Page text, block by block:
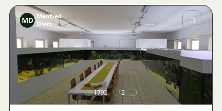
Zdjęcie
MD Manfred
Dietz
1792 2